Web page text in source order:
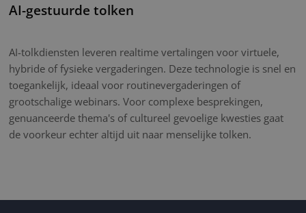
AI-gestuurde tolken
AI-tolkdiensten leveren realtime vertalingen voor virtuele,
hybride of fysieke vergaderingen. Deze technologie is snel en
toegankelijk, ideaal voor routinevergaderingen of
grootschalige webinars. Voor complexe besprekingen,
genuanceerde thema's of cultureel gevoelige kwesties gaat
de voorkeur echter altijd uit naar menselijke tolken.